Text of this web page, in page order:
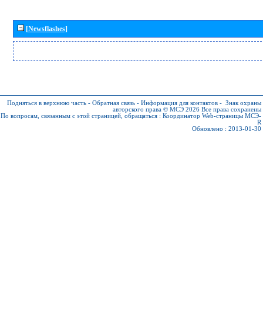
[Newsflashes]
Подняться в верхнюю часть - Обратная связь - Информация для контактов - Знак охраны
авторского права © МСЭ 2026 Все права сохранены
По вопросам, связанным с этой страницей, обращаться : Координатор Web-страницы МСЭ-
R
Обновлено : 2013-01-30